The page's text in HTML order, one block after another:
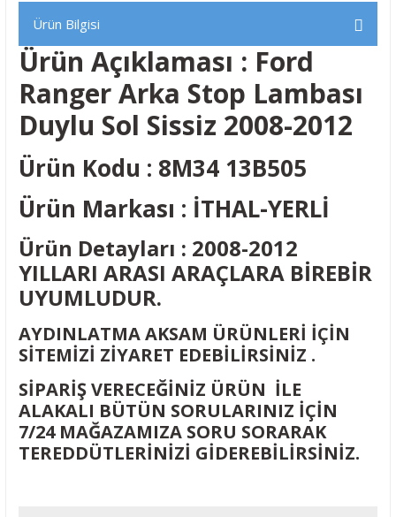
Ürün Bilgisi
Ürün Açıklaması : Ford
Ranger Arka Stop Lambası
Duylu Sol Sissiz 2008-2012
Ürün Kodu : 8M34 13B505
Ürün Markası : İTHAL-YERLİ
Ürün Detayları : 2008-2012
YILLARI ARASI ARAÇLARA BİREBİR
UYUMLUDUR.
AYDINLATMA AKSAM ÜRÜNLERİ İÇİN
SİTEMİZİ ZİYARET EDEBİLİRSİNİZ .
SİPARİŞ VERECEĞİNİZ ÜRÜN İLE
ALAKALI BÜTÜN SORULARINIZ İÇİN
7/24 MAĞAZAMIZA SORU SORARAK
TEREDDÜTLERİNİZİ GİDEREBİLİRSİNİZ.